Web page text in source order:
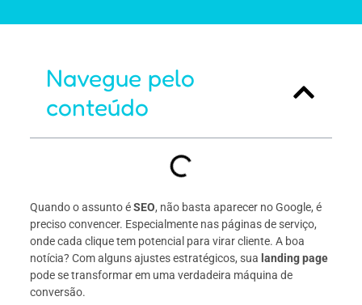
Navegue pelo
conteúdo
Quando o assunto éSEO, não basta aparecer no Google, é
preciso convencer. Especialmente nas páginas de serviço,
onde cada clique tem potencial para virar cliente. A boa
notícia? Com alguns ajustes estratégicos, sua landing page
pode se transformar em uma verdadeira máquina de
conversão.